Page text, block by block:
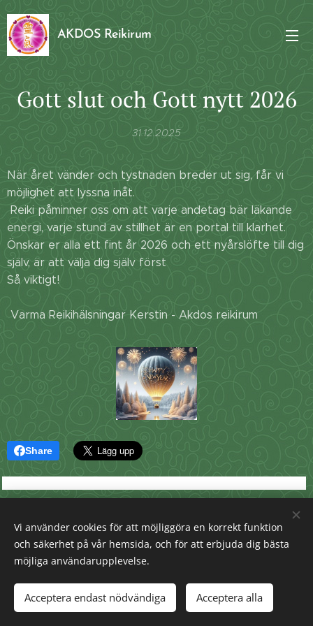
AKDOS Reikirum
Gott slut och Gott nytt 2026
31.12.2025
När året vänder och tystnaden breder ut sig, får vi
möjlighet att lyssna inåt.
Reiki påminner oss om att varje andetag bär läkande
energi, varje stund av stillhet är en portal till klarhet.
Önskar er alla ett fint år 2026 och ett nyårslöfte till dig
själv, är att välja dig själv först
Så viktigt!
Varma Reikihälsningar Kerstin - Akdos reikirum
Share
info@akdosreikirum.se
© 2025 All coprights reserved
Skapad medWebnode Cookies
Vi använder cookies för att möjliggöra en korrekt funktion
och säkerhet på vår hemsida, och för att erbjuda dig bästa
möjliga användarupplevelse.
Acceptera endast nödvändiga Acceptera alla